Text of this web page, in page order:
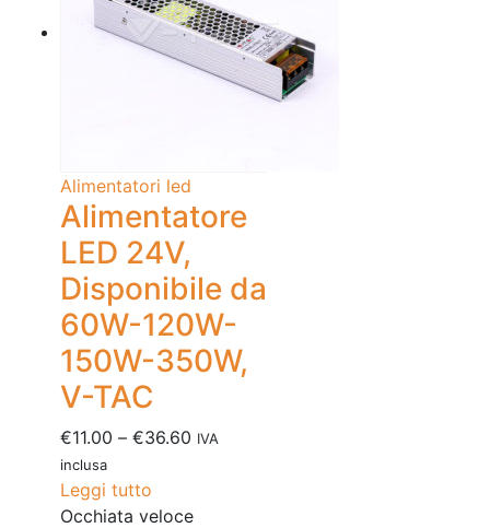
Alimentatori led
Alimentatore
LED 24V,
Disponibile da
60W-120W-
150W-350W,
V-TAC
€11.00 – €36.60 IVA
inclusa
Leggi tutto
Occhiata veloce